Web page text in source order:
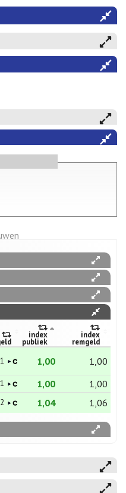
index
publiek
index
remgeld
1,00
1,00
1,00
1,00
1,04 1,06